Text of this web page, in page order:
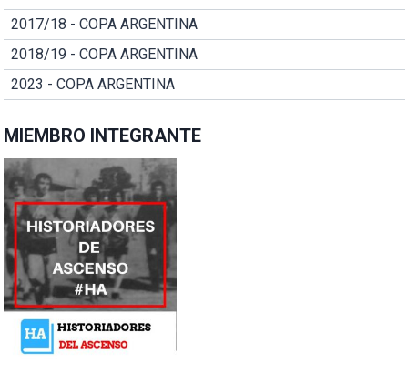
2017/18 - COPA ARGENTINA
2018/19 - COPA ARGENTINA
2023 - COPA ARGENTINA
MIEMBRO INTEGRANTE